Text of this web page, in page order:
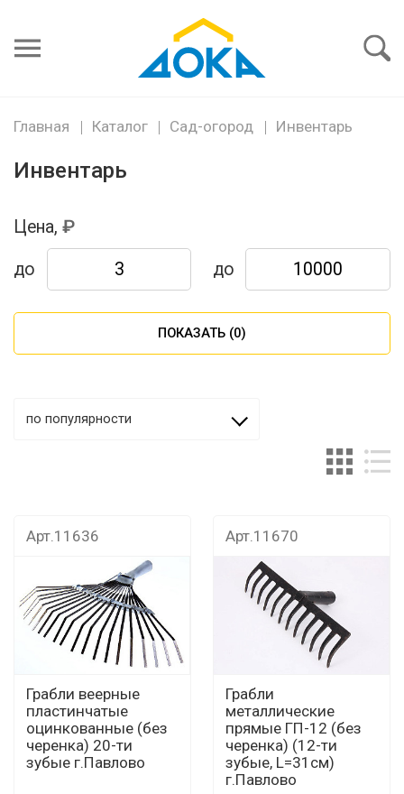
пароль
Главная Каталог Сад-огород Инвентарь
Инвентарь
Цена,
до до
ПОКАЗАТЬ (0)
по популярности
Арт.11636
Грабли веерные
пластинчатые
оцинкованные (без
черенка) 20-ти
зубые г.Павлово
Арт.11670
Грабли
металлические
прямые ГП-12 (без
черенка) (12-ти
зубые, L=31см)
г.Павлово